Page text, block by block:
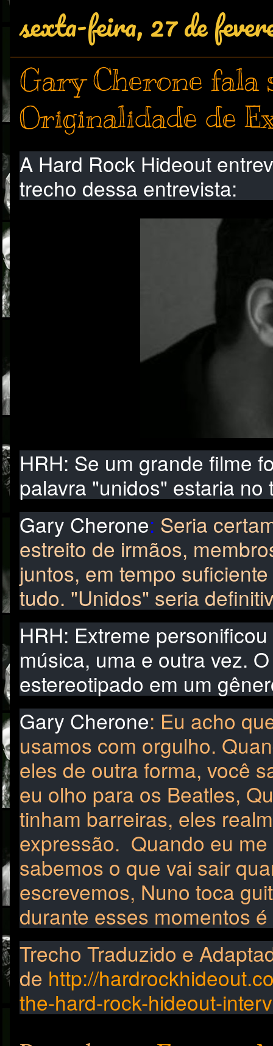
sexta-feira, 27 de
Gary Cherone fala
Originalidade de
A Hard Rock Hideout
trecho dessa entrevista:
HRH: Se um grande filme
palavra "unidos" estaria no
Gary Cherone: Seria
estreito de irmãos,
juntos, em tempo
tudo. "Unidos" seria
HRH: Extreme
música, uma e outra vez.
estereotipado em um
Gary Cherone: Eu acho
usamos com orgulho.
eles de outra forma, você
eu olho para os Beatles,
tinham barreiras, eles
expressão. Quando eu
sabemos o que vai sair
escrevemos, Nuno toca
durante esses momentos
Trecho Traduzido e
de http://
the-hard-rock-hideout-